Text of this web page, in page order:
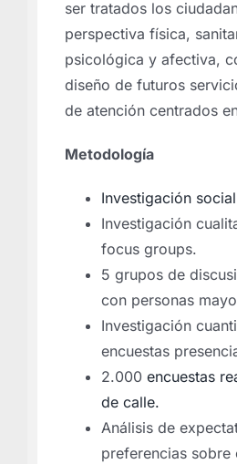
ser tratados los
perspectiva física,
psicológica y afectiva,
diseño de futuros
de atención centrados
Metodología
Investigación social
Investigación
focus groups.
5 grupos de
con personas
Investigación
encuestas
2.000 encuestas
de calle.
Análisis de
preferencias sobre